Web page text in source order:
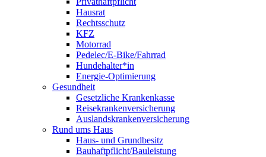
Hausrat
Rechtsschutz
KFZ
Motorrad
Pedelec/E-Bike/Fahrrad
Hundehalter*in
Energie-Optimierung
Gesundheit
Gesetzliche Krankenkasse
Reisekrankenversicherung
Auslandskrankenversicherung
Rund ums Haus
Haus- und Grundbesitz
Bauhaftpflicht/Bauleistung